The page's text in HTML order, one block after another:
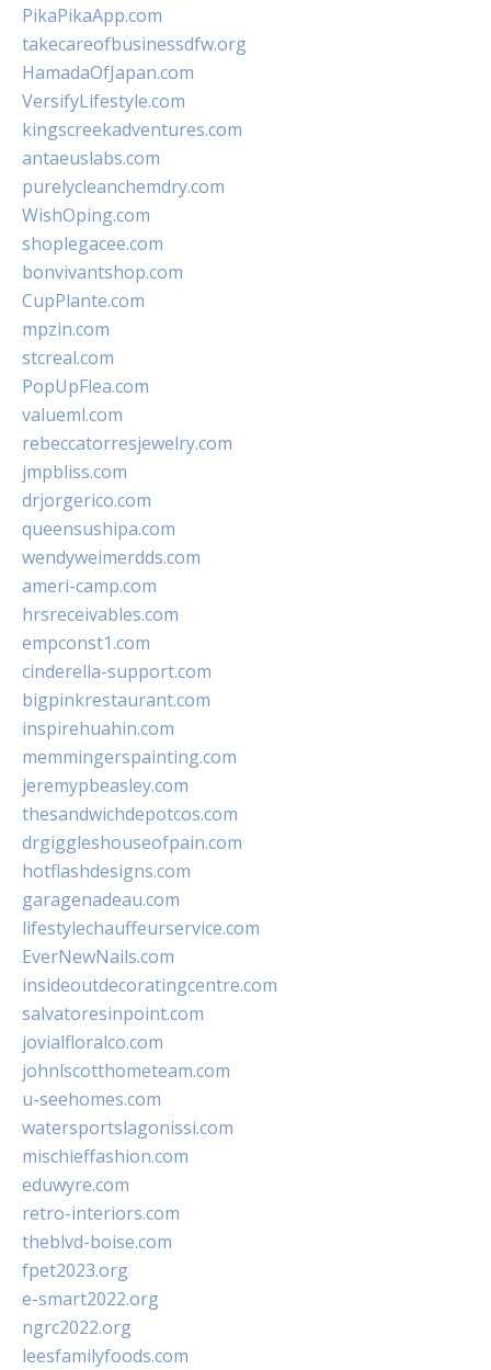
PikaPikaApp.com
takecareofbusinessdfw.org
HamadaOfJapan.com
VersifyLifestyle.com
kingscreekadventures.com
antaeuslabs.com
purelycleanchemdry.com
WishOping.com
shoplegacee.com
bonvivantshop.com
CupPlante.com
mpzin.com
stcreal.com
PopUpFlea.com
valueml.com
rebeccatorresjewelry.com
jmpbliss.com
drjorgerico.com
queensushipa.com
wendyweimerdds.com
ameri-camp.com
hrsreceivables.com
empconst1.com
cinderella-support.com
bigpinkrestaurant.com
inspirehuahin.com
memmingerspainting.com
jeremypbeasley.com
thesandwichdepotcos.com
drgiggleshouseofpain.com
hotflashdesigns.com
garagenadeau.com
lifestylechauffeurservice.com
EverNewNails.com
insideoutdecoratingcentre.com
salvatoresinpoint.com
jovialfloralco.com
johnlscotthometeam.com
u-seehomes.com
watersportslagonissi.com
mischieffashion.com
eduwyre.com
retro-interiors.com
theblvd-boise.com
fpet2023.org
e-smart2022.org
ngrc2022.org
leesfamilyfoods.com